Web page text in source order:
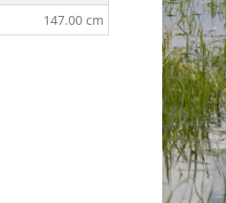
147.00 cm